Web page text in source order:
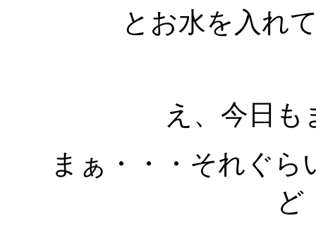
とお水を入れ
え、今日も
まぁ・・・それぐ
ど